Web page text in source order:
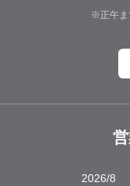
※正午ま
2026/8